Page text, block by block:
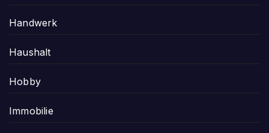
Handwerk
Haushalt
Hobby
Immobilie